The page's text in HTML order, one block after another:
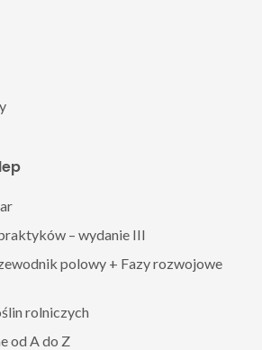
– wydanie III
polowy + Fazy rozwojowe
rolniczych
od A do Z